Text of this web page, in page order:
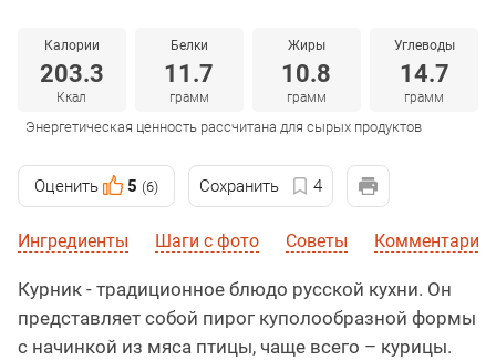
Калории
203.3
Ккал
Белки
11.7
грамм
Жиры
10.8
грамм
Углеводы
14.7
грамм
Энергетическая ценность рассчитана для сырых продуктов
Оценить 5 (6) Сохранить 4
Ингредиенты Шаги с фото Советы Комментарии
Курник - традиционное блюдо русской кухни. Он
представляет собой пирог куполообразной формы
с начинкой из мяса птицы, чаще всего – курицы.